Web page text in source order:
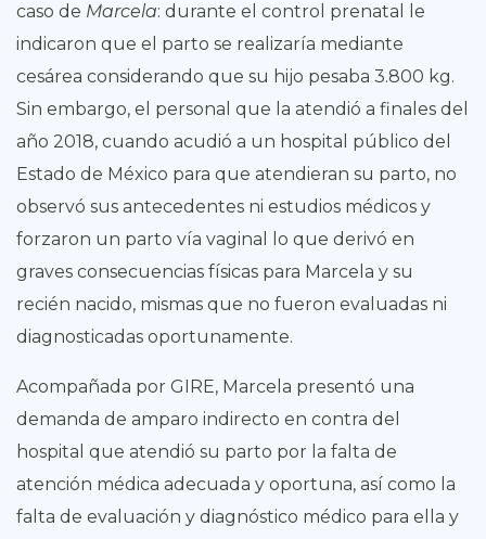
caso de Marcela: durante el control prenatal le
indicaron que el parto se realizaría mediante
cesárea considerando que su hijo pesaba 3.800 kg.
Sin embargo, el personal que la atendió a finales del
año 2018, cuando acudió a un hospital público del
Estado de México para que atendieran su parto, no
observó sus antecedentes ni estudios médicos y
forzaron un parto vía vaginal lo que derivó en
graves consecuencias físicas para Marcela y su
recién nacido, mismas que no fueron evaluadas ni
diagnosticadas oportunamente.
Acompañada por GIRE, Marcela presentó una
demanda de amparo indirecto en contra del
hospital que atendió su parto por la falta de
atención médica adecuada y oportuna, así como la
falta de evaluación y diagnóstico médico para ella y